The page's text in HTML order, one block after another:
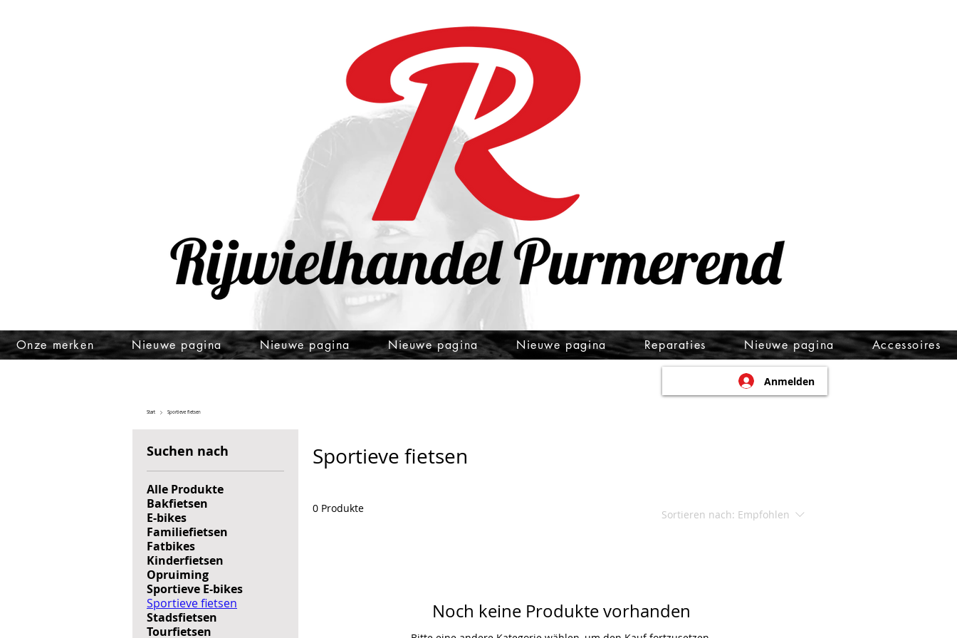
Onze merken Nieuwe pagina Nieuwe pagina Nieuwe pagina Nieuwe pagina Reparaties Nieuwe pagina Accessoires
Start Sportieve fietsen
Suchen nach
Alle Produkte
Bakfietsen
E-bikes
Familiefietsen
Fatbikes
Kinderfietsen
Opruiming
Sportieve E-bikes
Sportieve fietsen
Stadsfietsen
Tourfietsen
Sportieve fietsen
0 Produkte Sortieren nach: Empfohlen
Noch keine Produkte vorhanden
Anmelden